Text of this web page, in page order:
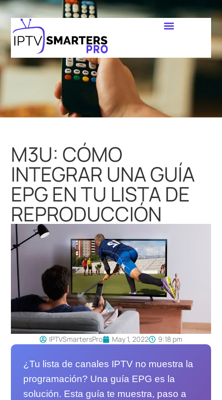
M3U: CÓMO
INTEGRAR UNA GUÍA
EPG EN TU LISTA DE
REPRODUCCIÓN
IPTVSmartersPro May 1, 2022 9:18 pm
¿Tu lista de canales IPTV no muestra la
programación? Una guía EPG es la
solución. Esta guía te muestra, paso a